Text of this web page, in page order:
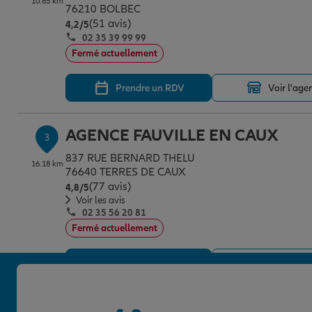
76210 BOLBEC
4,2/5Note de 4.2 sur 5
(51 avis)
02 35 39 99 99
Fermé actuellement
Prendre un RDV Voir
3
16.18 km
AGENCE FAUVILLE EN CAUX
837 RUE BERNARD THELU
76640 TERRES DE CAUX
4,8/5Note de 4.8 sur 5
(77 avis)
Voir les avis
02 35 56 20 81
Fermé actuellement
Prendre un RDV Voir